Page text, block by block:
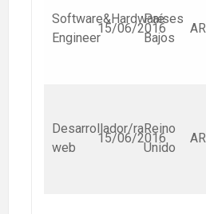
Software&Hardware
Engineer
15/06/2016
Países
Bajos
Desarrollador/ra
web
15/06/2016
Reino
Unido